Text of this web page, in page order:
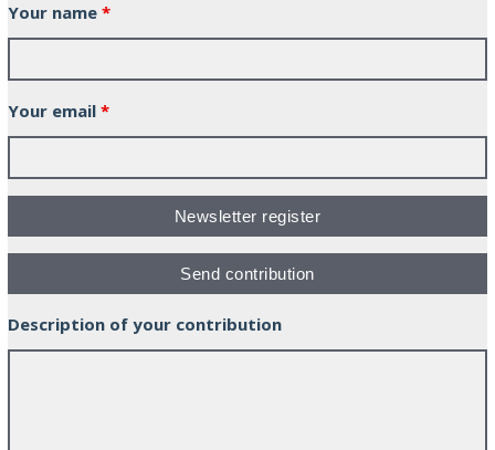
Your name *
Your email *
Description of your contribution